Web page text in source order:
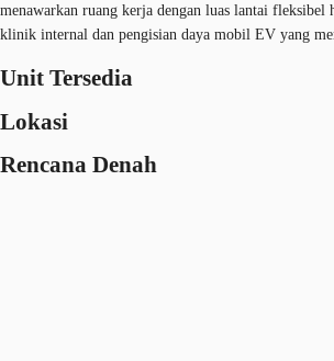
menawarkan ruang kerja dengan luas lantai
klinik internal dan pengisian daya mobil EV yang
Unit Tersedia
Lokasi
Rencana Denah